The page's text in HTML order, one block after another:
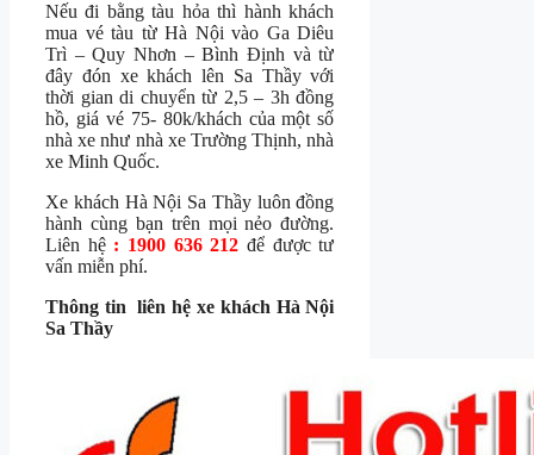
Nếu đi bằng tàu hỏa thì hành khách
mua vé tàu từ Hà Nội vào Ga Diêu
Trì – Quy Nhơn – Bình Định và từ
đây đón xe khách lên Sa Thầy với
thời gian di chuyển từ 2,5 – 3h đồng
hồ, giá vé 75- 80k/khách của một số
nhà xe như nhà xe Trường Thịnh, nhà
xe Minh Quốc.
Xe khách Hà Nội Sa Thầy luôn đồng
hành cùng bạn trên mọi nẻo đường.
Liên hệ : 1900 636 212 để được tư
vấn miễn phí.
Thông tin liên hệ xe khách Hà Nội
Sa Thầy